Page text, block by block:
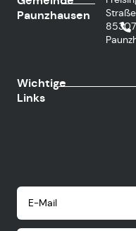
Paunzhausen
85307
Wichtige
Links